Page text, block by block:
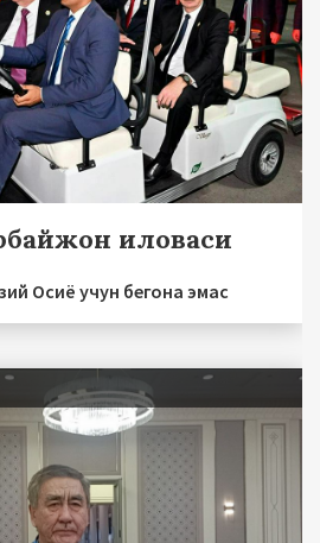
иловаси
Осиё учун бегона эмас